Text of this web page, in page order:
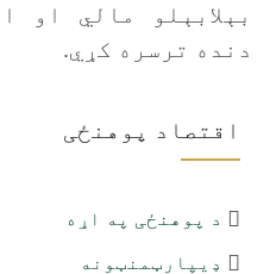
بېلابېلو مالي او
دنده ترسره کړي.
اقتصاد پوهنځی
د پوهنځی په اړه
ډیپارټمنټونه